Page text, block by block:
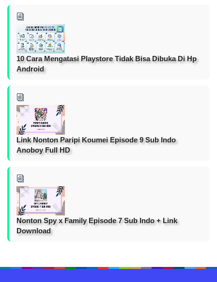
10 Cara Mengatasi Playstore Tidak Bisa Dibuka Di Hp
Android
Link Nonton Paripi Koumei Episode 9 Sub Indo
Anoboy Full HD
Nonton Spy x Family Episode 7 Sub Indo + Link
Download